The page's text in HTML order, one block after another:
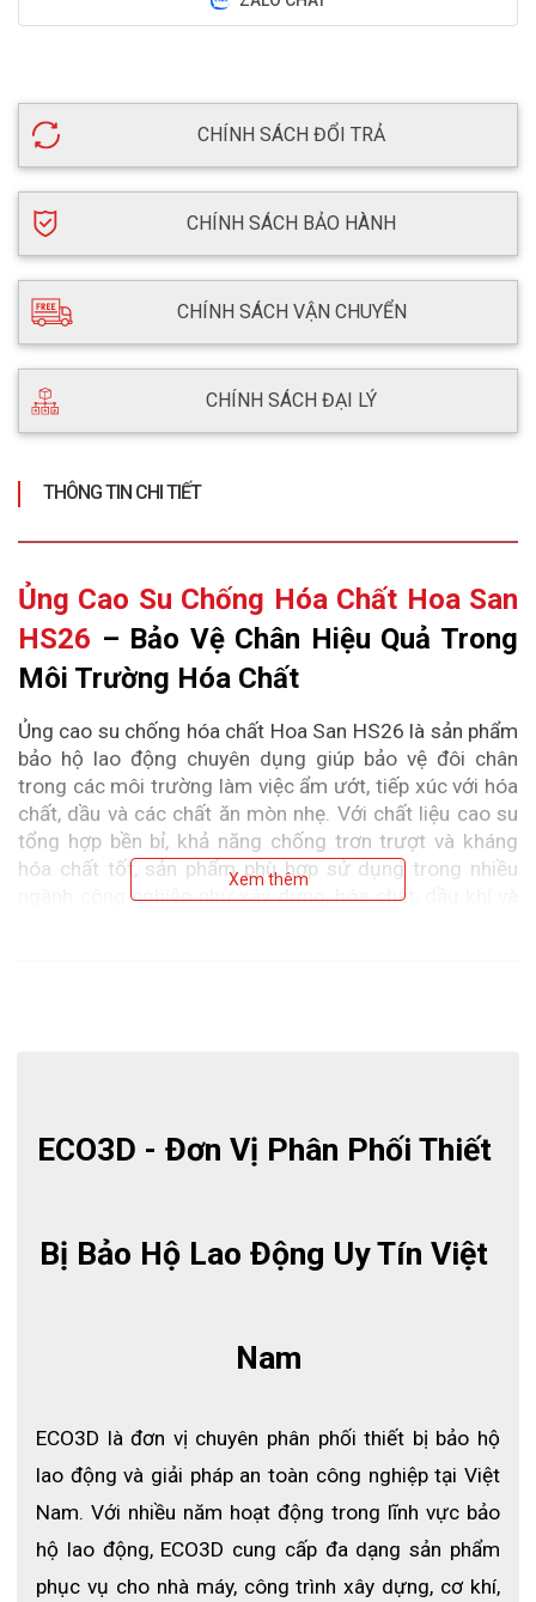
CHÍNH SÁCH ĐỔI TRẢ
CHÍNH SÁCH BẢO HÀNH
CHÍNH SÁCH VẬN CHUYỂN
CHÍNH SÁCH ĐẠI LÝ
THÔNG TIN CHI TIẾT
Ủng Cao Su Chống Hóa Chất Hoa San
HS26 – Bảo Vệ Chân Hiệu Quả Trong
Môi Trường Hóa Chất
Ủng cao su chống hóa chất Hoa San HS26 là sản phẩm
bảo hộ lao động chuyên dụng giúp bảo vệ đôi chân
trong các môi trường làm việc ẩm ướt, tiếp xúc với hóa
chất, dầu và các chất ăn mòn nhẹ. Với chất liệu cao su
tổng hợp bền bỉ, khả năng chống trơn trượt và kháng
hóa chất tốt, sản phẩm phù hợp sử dụng trong nhiều
ngành công nghiệp như xây dựng, hóa chất, dầu khí và
Ủng cao su chống hóa chất Hoa San HS26
1. Giới thiệu ủng cao su chống hóa
chất Hoa San HS26
Xem thêm
ECO3D - Đơn Vị Phân Phối Thiết
Bị Bảo Hộ Lao Động Uy Tín Việt
Nam
ECO3D là đơn vị chuyên phân phối thiết bị bảo hộ
lao động và giải pháp an toàn công nghiệp tại Việt
Nam. Với nhiều năm hoạt động trong lĩnh vực bảo
hộ lao động, ECO3D cung cấp đa dạng sản phẩm
phục vụ cho nhà máy, công trình xây dựng, cơ khí,